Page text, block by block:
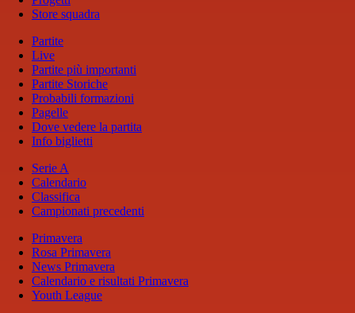
Store squadra
Partite
Live
Partite più importanti
Partite Storiche
Probabili formazioni
Pagelle
Dove vedere la partita
Info biglietti
Serie A
Calendario
Classifica
Campionati precedenti
Primavera
Rosa Primavera
News Primavera
Calendario e risultati Primavera
Youth League